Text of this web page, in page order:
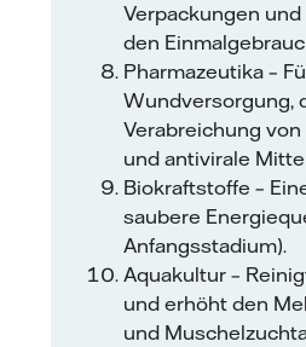
Verpackungen
den
Pharmazeutika –
Wundversorgung,
Verabreichung
und antivirale
Biokraftstoffe –
saubere
Anfangsstadium).
Aquakultur –
und erhöht den
und